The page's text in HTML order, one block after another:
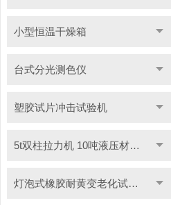
小型恒温干燥箱
台式分光测色仪
塑胶试片冲击试验机
5t双柱拉力机 10吨液压材料拉力试验机
灯泡式橡胶耐黄变老化试验机